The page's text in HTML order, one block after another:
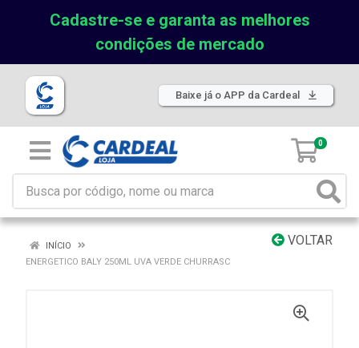
Cadastre-se e garanta as melhores
condições de mercado
Baixe já o APP da Cardeal
0
VOLTAR
INÍCIO
ENERGETICO BALY 250ML UVA VERDE CHURRASC